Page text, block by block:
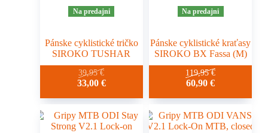
Na predajni
Pánske cyklistické tričko
SIROKO TUSHAR
39,95€
33,00 €
Na predajni
Pánske cyklistické kraťasy
SIROKO BX Fassa (M)
119,95€
60,90€